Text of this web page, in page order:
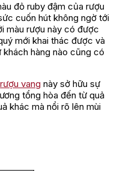
đỏ ruby đậm của rượu
cuốn hút không ngờ tới
màu rượu này có được
mới khai thác được và
khách hàng nào cũng có
rượu vang này sở hữu sự
tổng hòa đến từ quả
khác mà nổi rõ lên mùi
Những lớp hương
mạnh mẽ khuấy
hương thơm đặc biệt